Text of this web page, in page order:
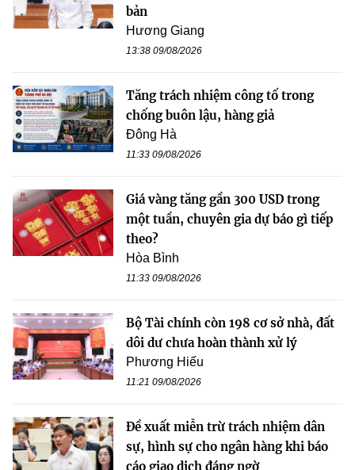
bản
Hương Giang
13:38 09/08/2026
Tăng trách nhiệm công tố trong
chống buôn lậu, hàng giả
Đông Hà
11:33 09/08/2026
Giá vàng tăng gần 300 USD trong
một tuần, chuyên gia dự báo gì tiếp
theo?
Hòa Bình
11:33 09/08/2026
Bộ Tài chính còn 198 cơ sở nhà, đất
dôi dư chưa hoàn thành xử lý
Phương Hiếu
11:21 09/08/2026
Đề xuất miễn trừ trách nhiệm dân
sự, hình sự cho ngân hàng khi báo
cáo giao dịch đáng ngờ